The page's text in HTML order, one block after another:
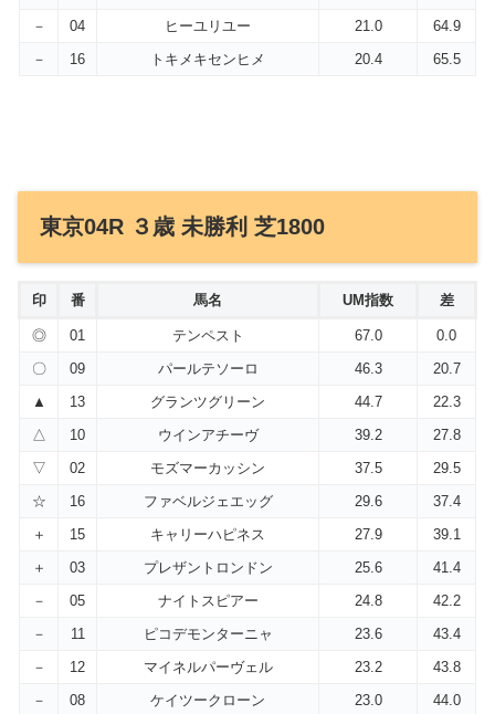
－
04 ヒーユリユー 21.0
64.9
－
16 トキメキセンヒメ 20.4 65.5
東京04R ３歳 未勝利 芝1800
印 番 馬名 UM指数 差
◎ 01 テンペスト 67.0
0.0
〇
09 パールテソーロ 46.3
20.7
▲
13 グランツグリーン 44.7
22.3
△
10 ウインアチーヴ 39.2
27.8
▽
02 モズマーカッシン 37.5
29.5
☆
16 ファベルジェエッグ 29.6
37.4
＋
15 キャリーハピネス 27.9
39.1
＋
03 プレザントロンドン 25.6
41.4
－
05 ナイトスピアー 24.8
42.2
－
11 ピコデモンターニャ 23.6
43.4
－
12 マイネルパーヴェル 23.2
43.8
－
08 ケイツークローン 23.0
44.0